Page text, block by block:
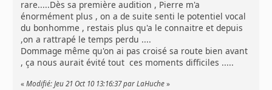
rare.....Dès sa première audition , Pierre m'a
énormément plus , on a de suite senti le potentiel vocal
du bonhomme , restais plus qu'a le connaitre et depuis
,on a rattrapé le temps perdu ....
Dommage même qu'on ai pas croisé sa route bien avant
, ça nous aurait évité tout ces moments difficiles .....
«Modifié: Jeu 21 Oct 10 13:16:37 par LaHuche »